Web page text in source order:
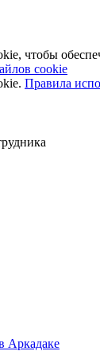
чтобы
cookie
Правила
Аркадаке